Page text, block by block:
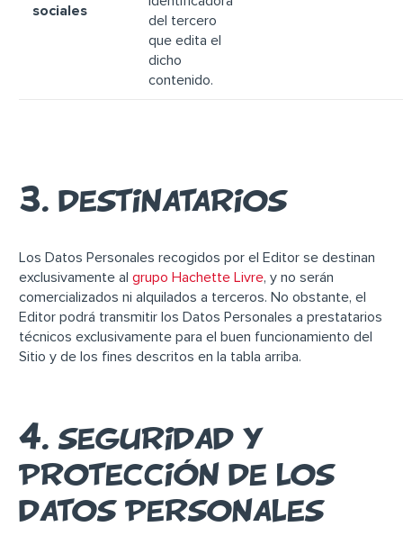
sociales
del tercero
que edita el
dicho
contenido.
3. DESTINATARIOS
Los Datos Personales recogidos por el Editor se destinan
exclusivamente al grupo Hachette Livre, y no serán
comercializados ni alquilados a terceros. No obstante, el
Editor podrá transmitir los Datos Personales a prestatarios
técnicos exclusivamente para el buen funcionamiento del
Sitio y de los fines descritos en la tabla arriba.
4. SEGURIDAD Y
PROTECCIÓN DE LOS
DATOS PERSONALES